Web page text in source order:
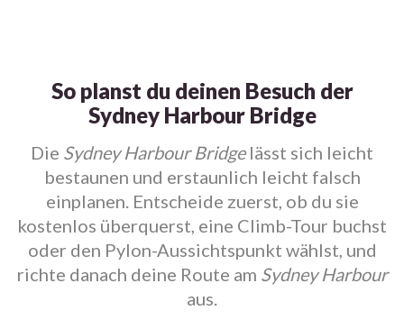
So planst du deinen Besuch der
Sydney Harbour Bridge
Die Sydney Harbour Bridgelässt sich leicht
bestaunen und erstaunlich leicht falsch
einplanen. Entscheide zuerst, ob du sie
kostenlos überquerst, eine Climb-Tour buchst
oder den Pylon-Aussichtspunkt wählst, und
richte danach deine Route am Sydney Harbour
aus.